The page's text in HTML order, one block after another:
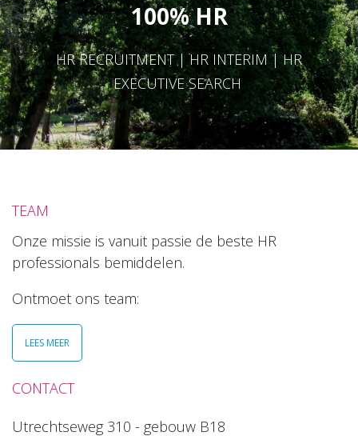
100% HR
HR RECRUITMENT | HR INTERIM | HR
EXECUTIVE SEARCH
TEAM
Onze missie is vanuit passie de beste HR
professionals bemiddelen.
Ontmoet ons team:
LEES MEER
CONTACT
Utrechtseweg 310 - gebouw B18